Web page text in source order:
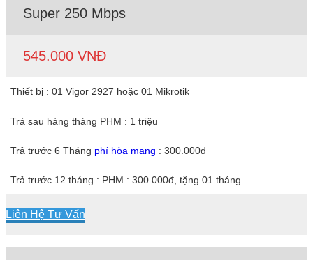
Super 250 Mbps
545.000 VNĐ
Thiết bị : 01 Vigor 2927 hoặc 01 Mikrotik
Trả sau hàng tháng PHM : 1 triệu
Trả trước 6 Tháng phí hòa mạng : 300.000đ
Trả trước 12 tháng : PHM : 300.000đ, tặng 01 tháng.
Liên Hệ Tư Vấn